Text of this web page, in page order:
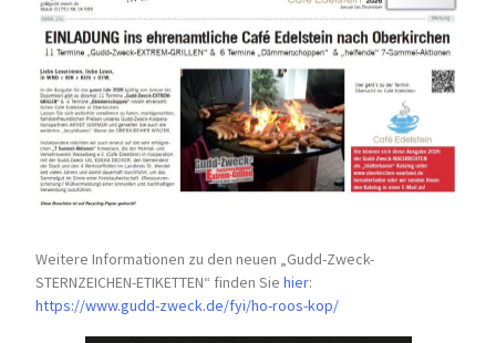
Weitere Informationen zu den neuen „Gudd-Zweck-
STERNZEICHEN-ETIKETTEN“ finden Siehier:
https://www.gudd-zweck.de/fyi/ho-roos-kop/